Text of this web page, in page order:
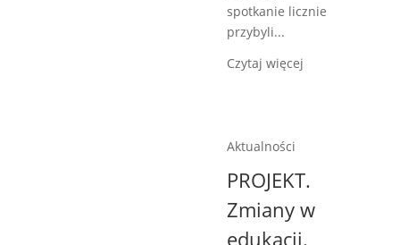
spotkanie licznie
przybyli...
Czytaj więcej
Aktualności
PROJEKT.
Zmiany w
edukacji.